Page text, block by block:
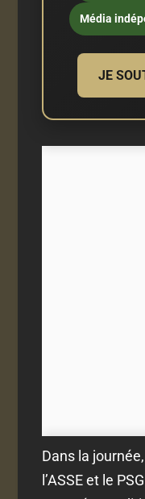
Média
JE
Dans la
l’ASSE et le PSG